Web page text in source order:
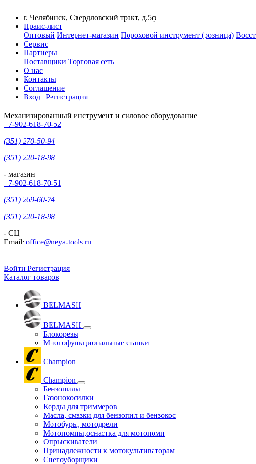
г. Челябинск, Свердловский тракт, д.5ф
Прайс-лист
Оптовый Интернет-магазин Пороховой инструмент (розница)
Сервис
Партнеры
Поставщики Торговая сеть
О нас
Контакты
Соглашение
Вход | Регистрация
Механизированный инструмент и силовое оборудование
+7-902-618-70-52
(351) 270-50-94
(351) 220-18-98
- магазин
+7-902-618-70-51
(351) 269-60-74
(351) 220-18-98
- СЦ
Email: office@neya-tools.ru
Войти Регистрация
Каталог товаров
BELMASH
BELMASH
Блокорезы
Многофункциональные станки
Champion
Champion
Бензопилы
Газонокосилки
Корды для триммеров
Масла, смазки для бензопил и бензокос
Мотобуры, мотодрели
Мотопомпы,оснастка для мотопомп
Опрыскиватели
Принадлежности к мотокультиваторам
Снегоуборщики